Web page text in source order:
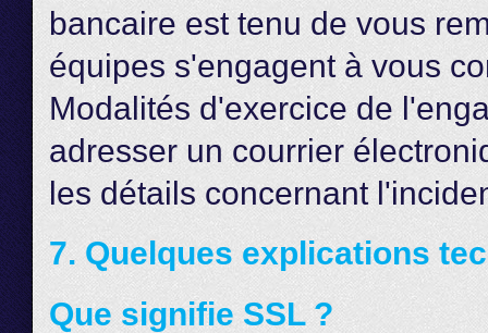
bancaire est tenu de vous
équipes s'engagent à vous
Modalités d'exercice de
adresser un courrier
les détails concernant
7. Quelques explications
Que signifie SSL ?